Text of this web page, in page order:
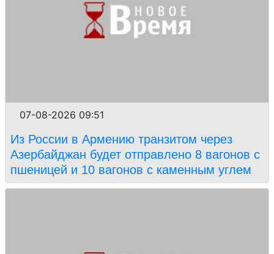
07-08-2026 09:51
Из России в Армению транзитом через
Азербайджан будет отправлено 8 вагонов с
пшеницей и 10 вагонов с каменным углем